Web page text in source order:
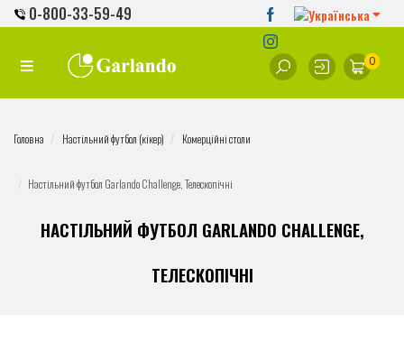
0-800-33-59-49
0
Головна Настільний футбол (кікер) Комерційні столи
Настільний футбол Garlando Challenge, Телескопічні
НАСТІЛЬНИЙ ФУТБОЛ GARLANDO CHALLENGE,
ТЕЛЕСКОПІЧНІ